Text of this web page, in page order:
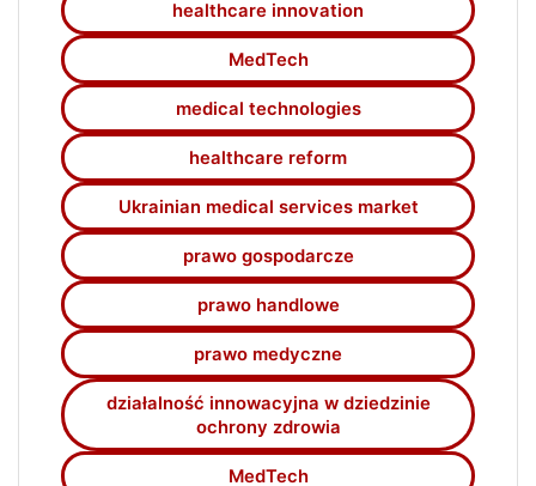
healthcare innovation
MedTech
medical technologies
healthcare reform
Ukrainian medical services market
prawo gospodarcze
prawo handlowe
prawo medyczne
działalność innowacyjna w dziedzinie
ochrony zdrowia
MedTech